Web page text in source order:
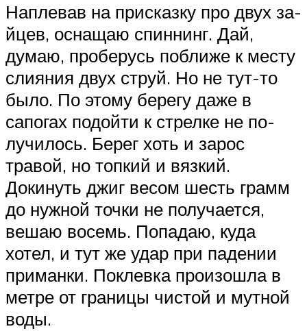
Наплевав на присказку про двух за­
йцев, оснащаю спиннинг. Дай,
думаю, проберусь поближе к месту
слияния двух струй. Но не тут-то
было. По этому берегу даже в
сапогах подойти к стрелке не по­
лучилось. Берег хоть и зарос
травой, но топкий и вязкий.
Докинуть джиг весом шесть грамм
до нужной точки не получа­ется,
вешаю восемь. Попадаю, куда
хотел, и тут же удар при падении
приманки. По­клевка произошла в
метре от границы чи­стой и мутной
воды.